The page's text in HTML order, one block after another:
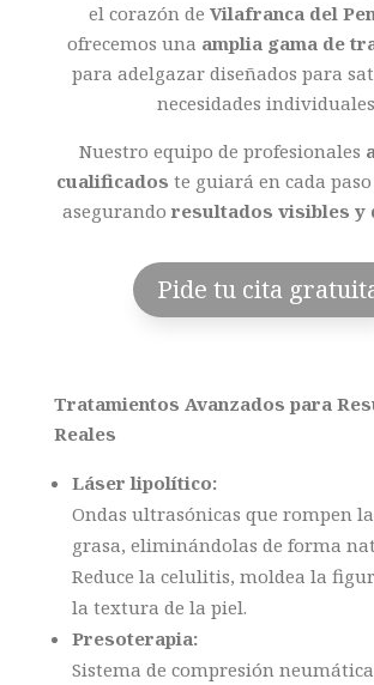
el corazón deVilafranca del
ofrecemos una amplia gama de
para adelgazar diseñados para
necesidades
Nuestro equipo de profesionales
cualificados te guiará en cada
asegurandoresultados visibles y
Pide tu cita
Tratamientos Avanzados para
Reales
Láser lipolítico:
Ondas ultrasónicas que rompen
grasa, eliminándolas de forma
Reduce la celulitis, moldea la
la textura de la piel.
Presoterapia:
Sistema de compresión